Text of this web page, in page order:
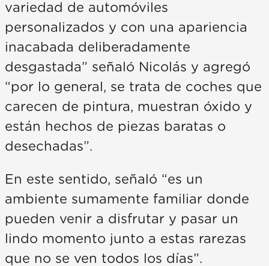
variedad de automóviles
personalizados y con una apariencia
inacabada deliberadamente
desgastada” señaló Nicolás y agregó
“por lo general, se trata de coches que
carecen de pintura, muestran óxido y
están hechos de piezas baratas o
desechadas”.
En este sentido, señaló “es un
ambiente sumamente familiar donde
pueden venir a disfrutar y pasar un
lindo momento junto a estas rarezas
que no se ven todos los días”.